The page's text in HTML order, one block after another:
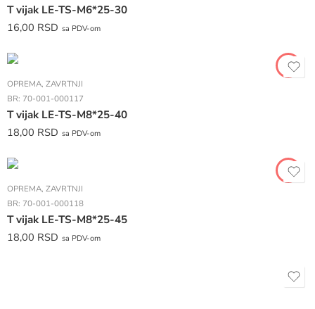
T vijak LE-TS-M6*25-30
16,00 RSD sa PDV-om
OPREMA, ZAVRTNJI
BR: 70-001-000117
T vijak LE-TS-M8*25-40
18,00 RSD sa PDV-om
OPREMA, ZAVRTNJI
BR: 70-001-000118
T vijak LE-TS-M8*25-45
18,00 RSD sa PDV-om